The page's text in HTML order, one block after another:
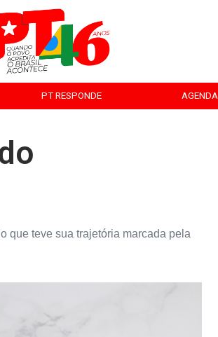
PT RESPONDE AGENDA
que teve sua trajetória marcada pela